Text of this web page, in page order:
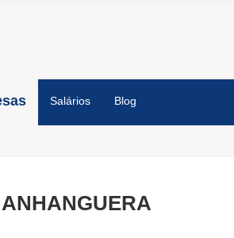
Salários Blog